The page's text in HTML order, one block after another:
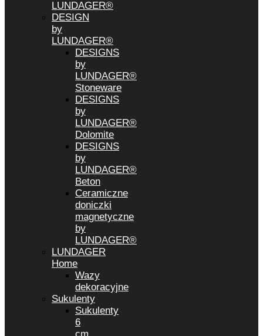
LUNDAGER®
DESIGN
by
LUNDAGER®
DESIGNS
by
LUNDAGER®
Stoneware
DESIGNS
by
LUNDAGER®
Dolomite
DESIGNS
by
LUNDAGER®
Beton
Ceramiczne
doniczki
magnetyczne
by
LUNDAGER®
LUNDAGER
Home
Wazy
dekoracyjne
Sukulenty
Sukulenty
6